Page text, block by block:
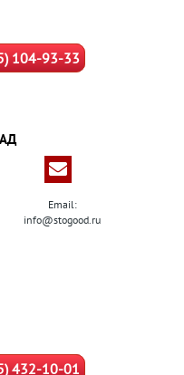
104-93-33
Email:
info@stogood.ru
432-10-01